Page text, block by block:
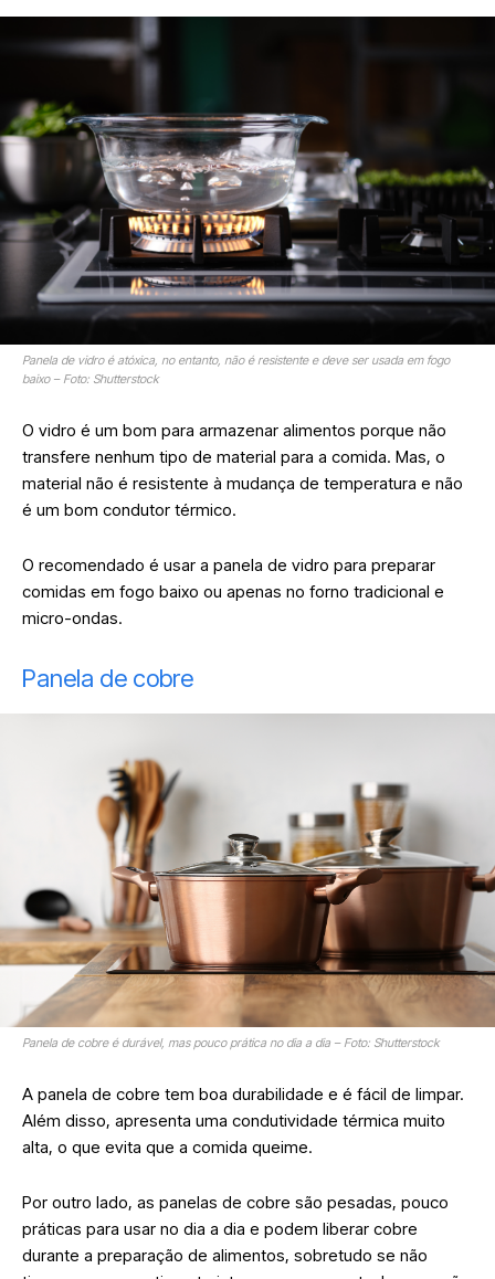
Panela de vidro é atóxica, no entanto, não é resistente e deve ser usada em fogo
baixo – Foto: Shutterstock
O vidro é um bom para armazenar alimentos porque não
transfere nenhum tipo de material para a comida. Mas, o
material não é resistente à mudança de temperatura e não
é um bom condutor térmico.
O recomendado é usar a panela de vidro para preparar
comidas em fogo baixo ou apenas no forno tradicional e
micro-ondas.
Panela de cobre
Panela de cobre é durável, mas pouco prática no dia a dia – Foto: Shutterstock
A panela de cobre tem boa durabilidade e é fácil de limpar.
Além disso, apresenta uma condutividade térmica muito
alta, o que evita que a comida queime.
Por outro lado, as panelas de cobre são pesadas, pouco
práticas para usar no dia a dia e podem liberar cobre
durante a preparação de alimentos, sobretudo se não